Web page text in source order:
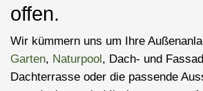
offen.
Wir kümmern uns um Ihre
Garten, Naturpool, Dach- und
Dachterrasse oder die passende